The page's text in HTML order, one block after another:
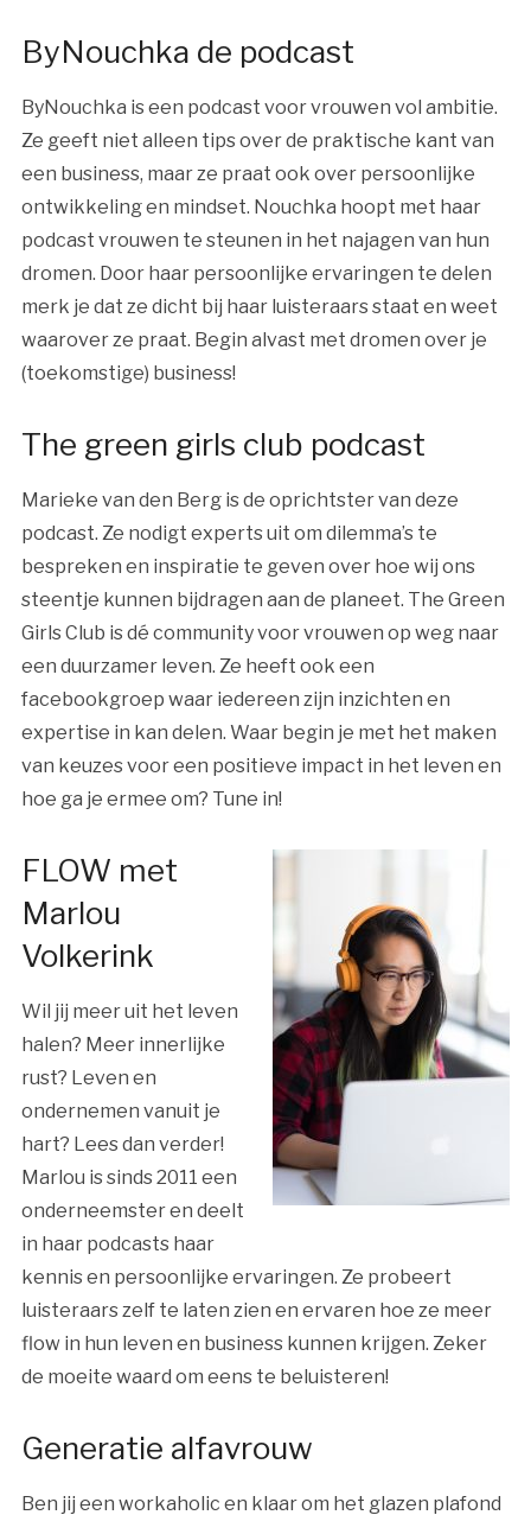
ByNouchka de podcast
ByNouchka is een podcast voor vrouwen vol ambitie.
Ze geeft niet alleen tips over de praktische kant van
een business, maar ze praat ook over persoonlijke
ontwikkeling en mindset. Nouchka hoopt met haar
podcast vrouwen te steunen in het najagen van hun
dromen. Door haar persoonlijke ervaringen te delen
merk je dat ze dicht bij haar luisteraars staat en weet
waarover ze praat. Begin alvast met dromen over je
(toekomstige) business!
The green girls club podcast
Marieke van den Berg is de oprichtster van deze
podcast. Ze nodigt experts uit om dilemma’s te
bespreken en inspiratie te geven over hoe wij ons
steentje kunnen bijdragen aan de planeet. The Green
Girls Club is dé community voor vrouwen op weg naar
een duurzamer leven. Ze heeft ook een
facebookgroep waar iedereen zijn inzichten en
expertise in kan delen. Waar begin je met het maken
van keuzes voor een positieve impact in het leven en
hoe ga je ermee om? Tune in!
FLOW met
Marlou
Volkerink
Wil jij meer uit het leven
halen? Meer innerlijke
rust? Leven en
ondernemen vanuit je
hart? Lees dan verder!
Marlou is sinds 2011 een
onderneemster en deelt
in haar podcasts haar
kennis en persoonlijke ervaringen. Ze probeert
luisteraars zelf te laten zien en ervaren hoe ze meer
flow in hun leven en business kunnen krijgen. Zeker
de moeite waard om eens te beluisteren!
Generatie alfavrouw
Ben jij een workaholic en klaar om het glazen plafond